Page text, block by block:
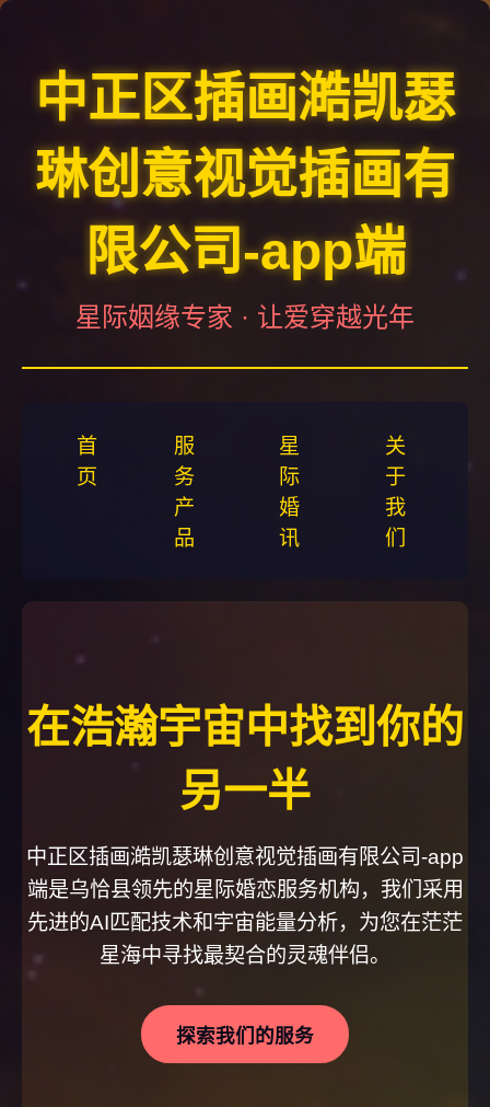
中正区插画澔凯瑟
琳创意视觉插画有
限公司-app端
星际姻缘专家 · 让爱穿越光年
首
页
服
务
产
品
星
际
婚
讯
关
于
我
们
在浩瀚宇宙中找到你的
另一半
中正区插画澔凯瑟琳创意视觉插画有限公司-app
端是乌恰县领先的星际婚恋服务机构，我们采用
先进的AI匹配技术和宇宙能量分析，为您在茫茫
星海中寻找最契合的灵魂伴侣。
探索我们的服务